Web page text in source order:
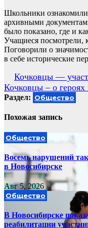
Школьники
архивными
было показано, где и
Учащиеся посмотрели,
Поговорили о
в себе исторические
Навигация
по
записям
Кочковцы —
Кочковцы – о
Раздел: Общество
Похожая запись
Общество
Восемь нарушений
в Новосибирске
Авг 5, 2026
Общество
В Новосибирске
реабилитации